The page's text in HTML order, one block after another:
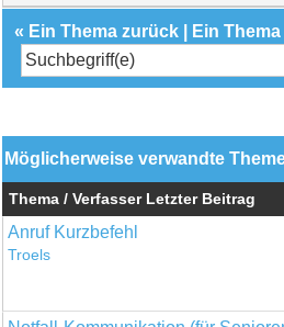
« Ein Thema zurück Ein
Möglicherweise verwandte
Thema / Verfasser Letzter Beitrag
Anruf Kurzbefehl
Troels